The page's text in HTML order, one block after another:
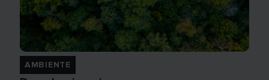
AMBIENTE